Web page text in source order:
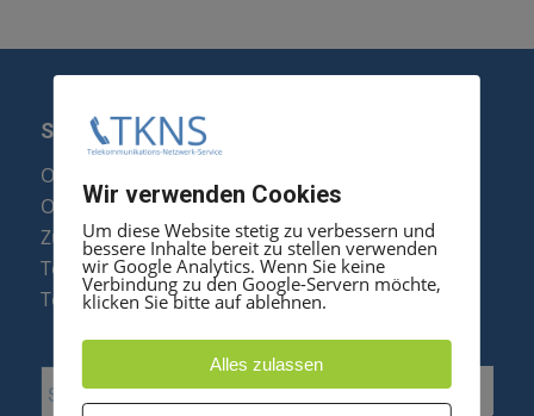
SERVICE
Optipoint Display Reparatur
Octophon F Display Reparatur
Zubehör & Ersatzteile
Telefonanlagen Optimierung
Telefonanlagen Erweiterung
Wir verwenden Cookies
Um diese Website stetig zu verbessern und
bessere Inhalte bereit zu stellen verwenden
wir Google Analytics. Wenn Sie keine
Verbindung zu den Google-Servern möchte,
klicken Sie bitte auf ablehnen.
Alles zulassen